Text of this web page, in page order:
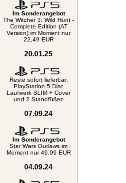
Im Sonderangebot
The Witcher 3: Wild Hunt -
Complete Edition (AT
Version) im Moment nur
22,49 EUR
20.01.25
Reste sofort lieferbar:
PlayStation 5 Disc
Laufwerk SLIM + Cover
und 2 Standfüßen
07.09.24
Im Sonderangebot
Star Wars Outlaws im
Moment nur 49,99 EUR
04.09.24